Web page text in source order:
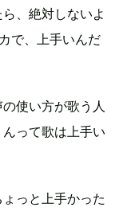
、絶対しないよ
で、上手いんだ
使い方が歌う人
って歌は上手い
っと上手かった